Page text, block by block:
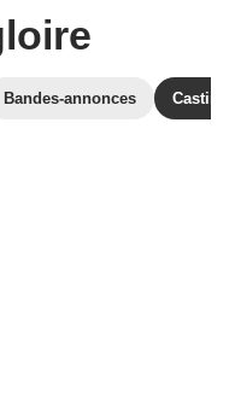
Bandes-annonces Casting